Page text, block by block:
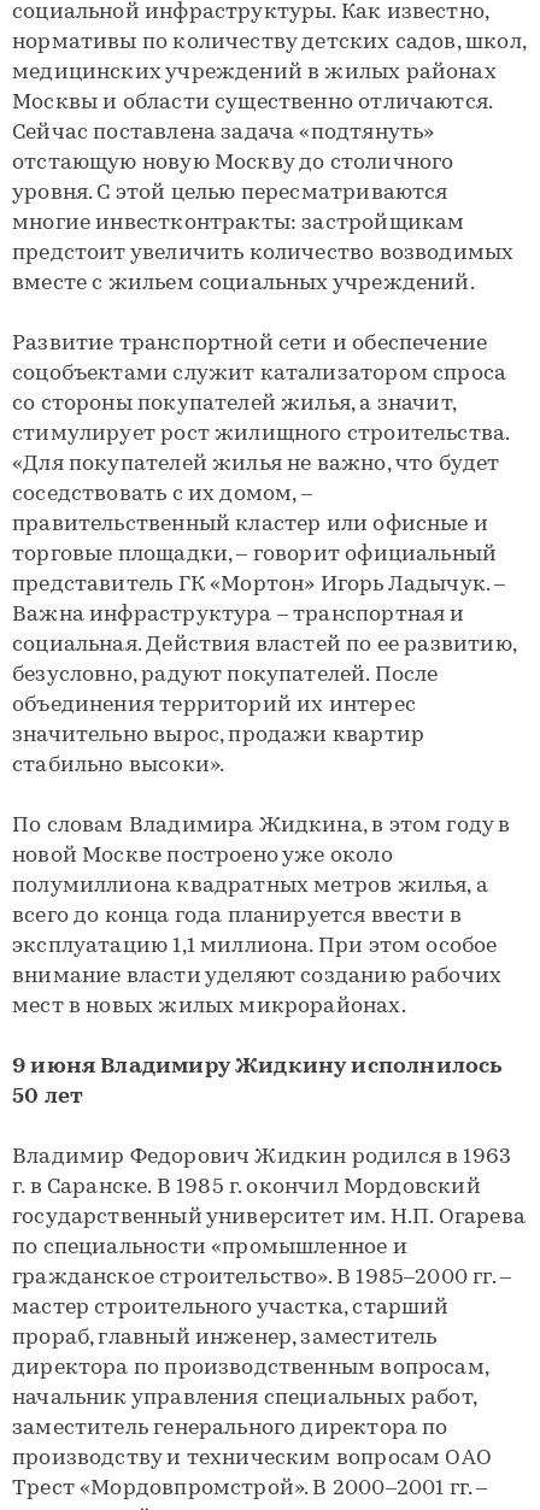
социальной инфраструктуры. Как известно,
нормативы по количеству детских садов, школ,
медицинских учреждений в жилых районах
Москвы и области существенно отличаются.
Сейчас поставлена задача «подтянуть»
отстающую новую Москву до столичного
уровня. С этой целью пересматриваются
многие инвестконтракты: застройщикам
предстоит увеличить количество возводимых
вместе с жильем социальных учреждений.
Развитие транспортной сети и обеспечение
соцобъектами служит катализатором спроса
со стороны покупателей жилья, а значит,
стимулирует рост жилищного строительства.
«Для покупателей жилья не важно, что будет
соседствовать с их домом, –
правительственный кластер или офисные и
торговые площадки, – говорит официальный
представитель ГК «Мортон» Игорь Ладычук. –
Важна инфраструктура – транспортная и
социальная. Действия властей по ее развитию,
безусловно, радуют покупателей. После
объединения территорий их интерес
значительно вырос, продажи квартир
стабильно высоки».
По словам Владимира Жидкина, в этом году в
новой Москве построено уже около
полумиллиона квадратных метров жилья, а
всего до конца года планируется ввести в
эксплуатацию 1,1 миллиона. При этом особое
внимание власти уделяют созданию рабочих
мест в новых жилых микрорайонах.
9 июня Владимиру Жидкину исполнилось
50 лет
Владимир Федорович Жидкин родился в 1963
г. в Саранске. В 1985 г. окончил Мордовский
государственный университет им. Н.П. Огарева
по специальности «промышленное и
гражданское строительство». В 1985–2000 гг. –
мастер строительного участка, старший
прораб, главный инженер, заместитель
директора по производственным вопросам,
начальник управления специальных работ,
заместитель генерального директора по
производству и техническим вопросам ОАО
Трест «Мордовпромстрой». В 2000–2001 гг. –